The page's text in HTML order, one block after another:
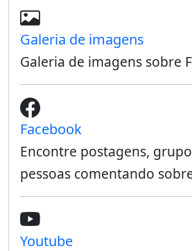
Galeria de imagens
Galeria de imagens sobre
Facebook
Encontre postagens,
pessoas comentando
Youtube